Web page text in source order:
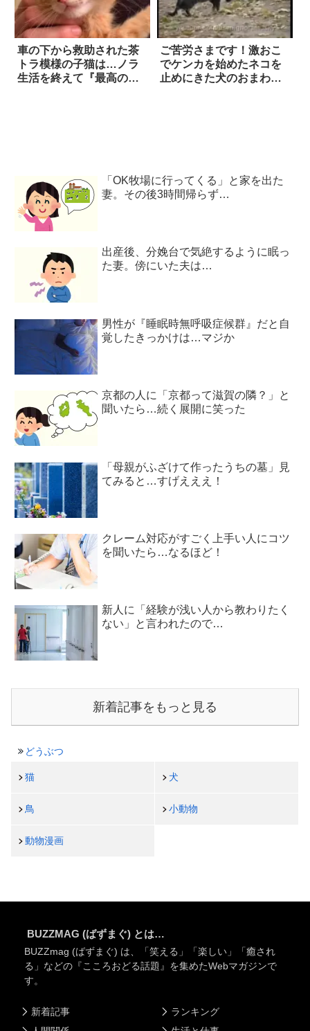
車の下から救助された茶
トラ模様の子猫は…ノラ
生活を終えて『最高の家
ご苦労さまです！激おこ
でケンカを始めたネコを
止めにきた犬のおまわり
「OK牧場に行ってくる」と家を出た
妻。その後3時間帰らず…
出産後、分娩台で気絶するように眠っ
た妻。傍にいた夫は…
男性が『睡眠時無呼吸症候群』だと自
覚したきっかけは…マジか
京都の人に「京都って滋賀の隣？」と
聞いたら…続く展開に笑った
「母親がふざけて作ったうちの墓」見
てみると…すげえええ！
クレーム対応がすごく上手い人にコツ
を聞いたら…なるほど！
新人に「経験が浅い人から教わりたく
ない」と言われたので…
新着記事をもっと見る
どうぶつ
猫 犬
鳥 小動物
動物漫画
BUZZMAG (ばずまぐ) とは…
BUZZmag (ばずまぐ) は、「笑える」「楽しい」「癒され
る」などの『こころおどる話題』を集めたWebマガジンで
す。
新着記事
ランキング